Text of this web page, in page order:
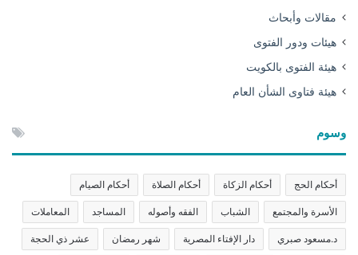
مقالات وأبحاث
هيئات ودور الفتوى
هيئة الفتوى بالكويت
هيئة فتاوى الشأن العام
وسوم
أحكام الحج أحكام الزكاة أحكام الصلاة أحكام الصيام
الأسرة والمجتمع الشباب الفقه وأصوله المساجد المعاملات
د.مسعود صبري دار الإفتاء المصرية شهر رمضان عشر ذي الحجة